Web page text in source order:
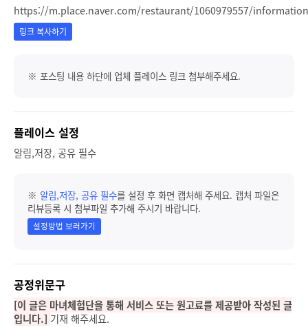
https://m.place.naver.com/restaurant/1060979557/information
링크 복사하기
※ 포스팅 내용 하단에 업체 플레이스 링크 첨부해주세요.
플레이스 설정
알림,저장, 공유 필수
※ 알림,저장, 공유 필수를 설정 후 화면 캡처해 주세요. 캡처 파일은
리뷰등록 시 첨부파일 추가해 주시기 바랍니다.
설정방법 보러가기
공정위문구
[이 글은 마녀체험단을 통해 서비스 또는 원고료를 제공받아 작성된 글
입니다.] 기재 해주세요.